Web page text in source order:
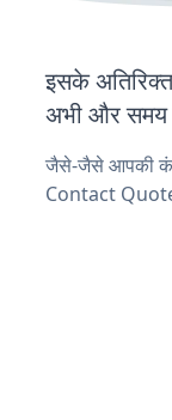
इसके
अभी और समय
जैसे-जैसे आपकी
Contact Quote